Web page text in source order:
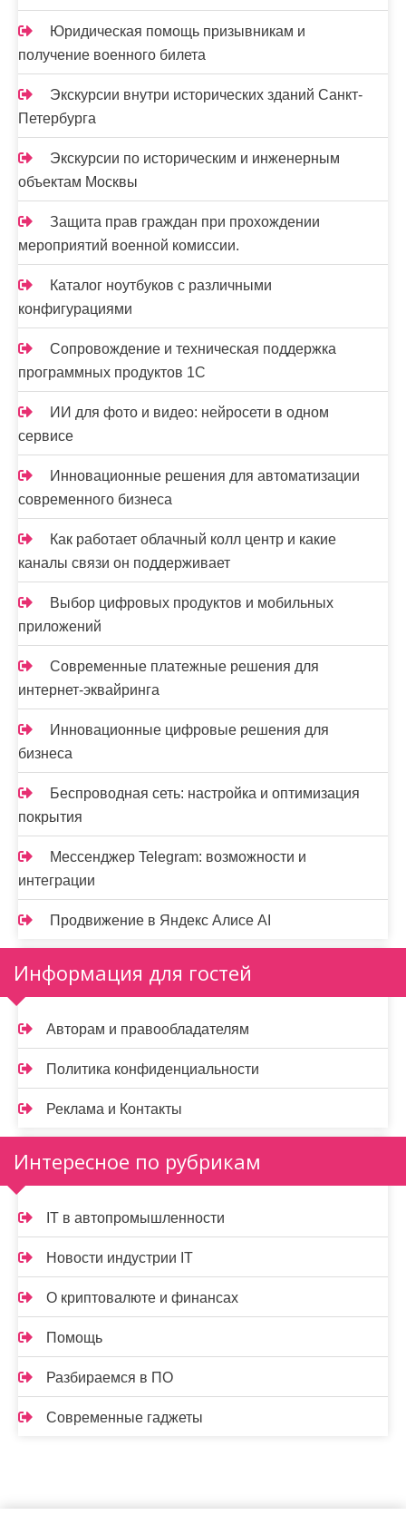
Юридическая помощь призывникам и
получение военного билета
Экскурсии внутри исторических зданий Санкт-
Петербурга
Экскурсии по историческим и инженерным
объектам Москвы
Защита прав граждан при прохождении
мероприятий военной комиссии.
Каталог ноутбуков с различными
конфигурациями
Сопровождение и техническая поддержка
программных продуктов 1С
ИИ для фото и видео: нейросети в одном
сервисе
Инновационные решения для автоматизации
современного бизнеса
Как работает облачный колл центр и какие
каналы связи он поддерживает
Выбор цифровых продуктов и мобильных
приложений
Современные платежные решения для
интернет-эквайринга
Инновационные цифровые решения для
бизнеса
Беспроводная сеть: настройка и оптимизация
покрытия
Мессенджер Telegram: возможности и
интеграции
Продвижение в Яндекс Алисе AI
Информация для гостей
Авторам и правообладателям
Политика конфиденциальности
Реклама и Контакты
Интересное по рубрикам
IT в автопромышленности
Новости индустрии IT
О криптовалюте и финансах
Помощь
Разбираемся в ПО
Современные гаджеты